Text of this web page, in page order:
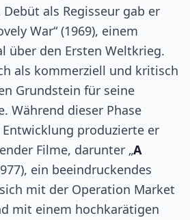
als Regisseur gab er
War“ (1969), einem
über den Ersten Weltkrieg.
als kommerziell und kritisch
Grundstein für seine
Während dieser Phase
produzierte er
Filme, darunter „A
ein beeindruckendes
mit der Operation Market
mit einem hochkarätigen